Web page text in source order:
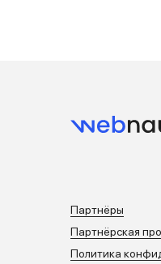
Партнёры
Партнёрская
Политика